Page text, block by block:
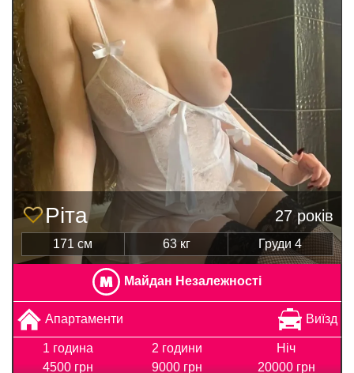
Ріта 27 років
171 см 63 кг Груди 4
Майдан Незалежності
Апартаменти Виїзд
1 година
4500 грн
2 години
9000 грн
Ніч
20000 грн